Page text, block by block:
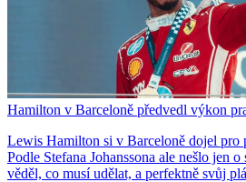
Hamilton v Barceloně předvedl výkon
Lewis Hamilton si v Barceloně dojel pro
Podle Stefana Johanssona ale nešlo jen
věděl, co musí udělat, a perfektně svůj